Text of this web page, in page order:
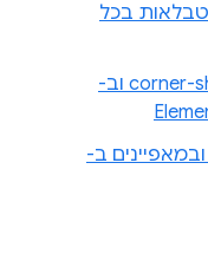
בכל
המילוי האוטומטי תומך ב-corner-shape וב-
ב-